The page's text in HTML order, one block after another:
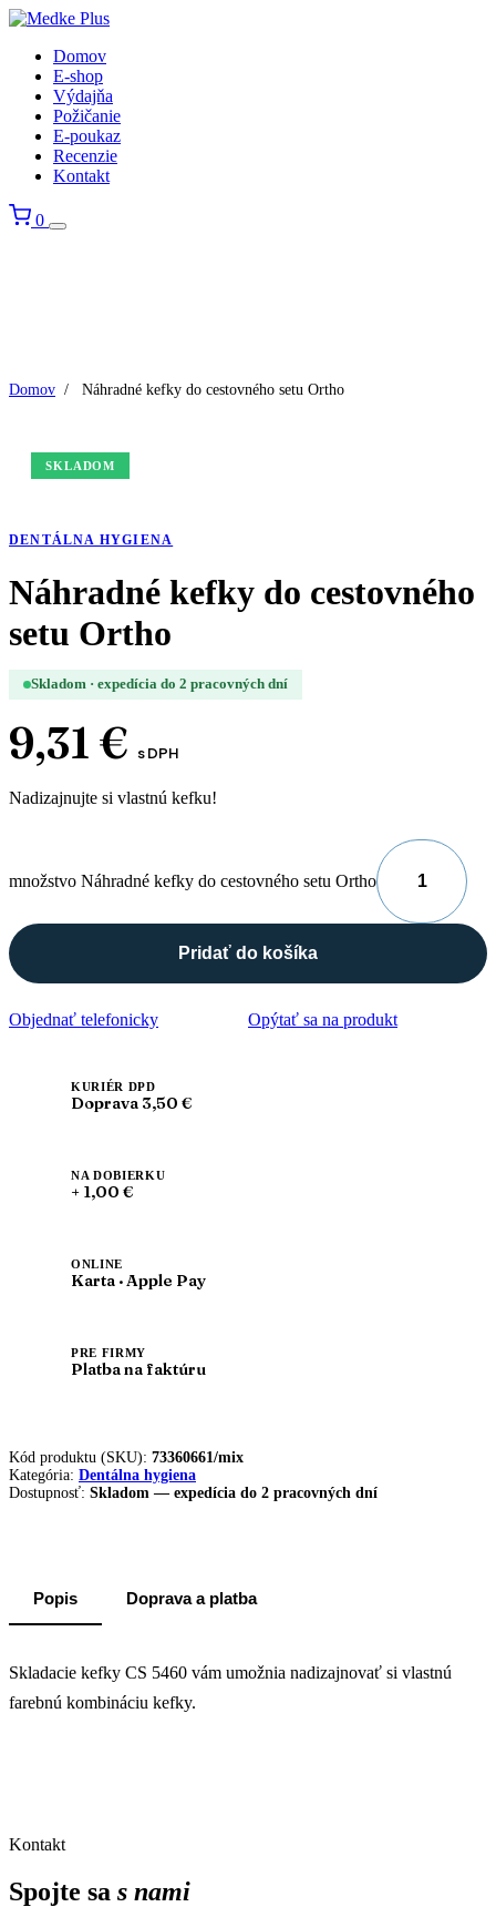
Domov
E-shop
Výdajňa
Požičanie
E-poukaz
Recenzie
Kontakt
0
Domov / Náhradné kefky do cestovného setu Ortho
SKLADOM
DENTÁLNA HYGIENA
Náhradné kefky do cestovného
setu Ortho
Skladom · expedícia do 2 pracovných dní
9,31 € s DPH
Nadizajnujte si vlastnú kefku!
množstvo Náhradné kefky do cestovného setu Ortho
Pridať do košíka
Objednať telefonicky Opýtať sa na produkt
KURIÉR DPD
Doprava 3,50 €
NA DOBIERKU
+ 1,00 €
ONLINE
Karta · Apple Pay
PRE FIRMY
Platba na faktúru
Kód produktu (SKU): 73360661/mix
Kategória: Dentálna hygiena
Dostupnosť: Skladom — expedícia do 2 pracovných dní
Popis Doprava a platba
Skladacie kefky CS 5460 vám umožnia nadizajnovať si vlastnú
farebnú kombináciu kefky.
Kontakt
Spojte sa s nami